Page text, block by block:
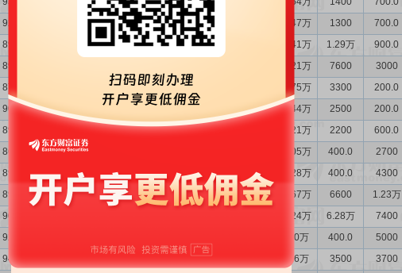
9262万 1082万 752.8万 329.3万 14.47万 1300 700.0
8933万 866.5万 889.4万 -22.99万 14.41万 1.29万 900.0
8956万 13.21万 7600 3000
8768万 507.2万 769.7万 -262.6万 12.75万 3300 200.0
9031万 1.19% 861.6万 813.4万 48.20万 185.6万 12.44万 2500 200.0
8983万 1166万 800.0万 366.1万 12.21万 2200 600.0
8617万 1.17% 12.05万 400.0 2700
8917万 1.21% 424.6万 448.9万 -24.28万 178.1万 12.28万 400.0 4300
8941万 1.20% 797.7万 923.2万 -125.5万 185.4万 12.67万 6600 1.23万
9067万 13.24万 6.28万 7400
9242万 7.70万 400.0 5000
9438万 69.90万 8.16万 3500 3700